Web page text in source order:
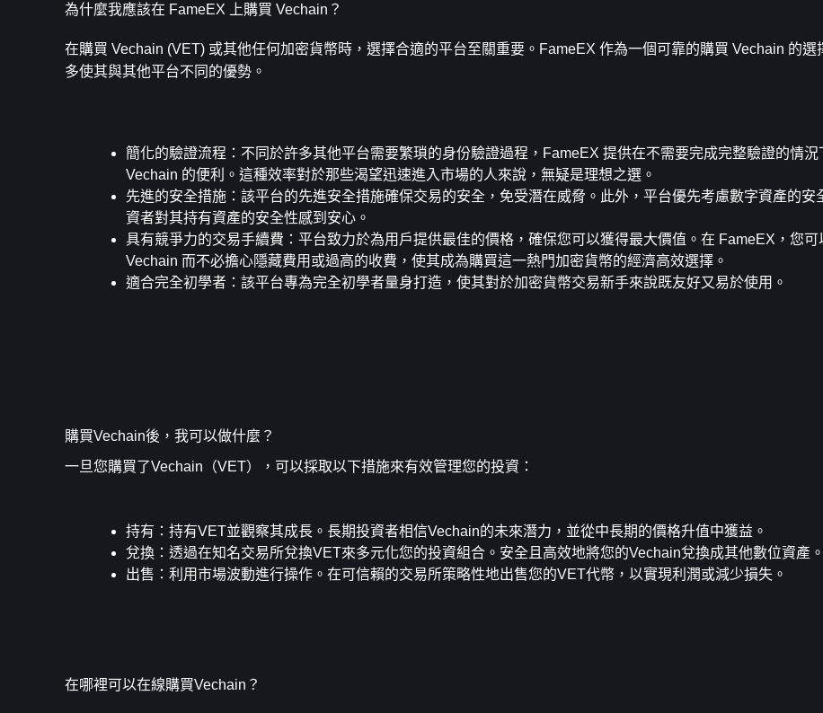
為什麼我應該在 FameEX 上購買 Vechain？
在購買 Vechain (VET) 或其他任何加密貨幣時，選擇合適的平台至關重要。FameEX 作為一個可靠的購買 Vechain 的選
多使其與其他平台不同的優勢。
簡化的驗證流程 ：不同於許多其他平台需要繁瑣的身份驗證過程，FameEX 提供在不需要完成完整驗證的情況
Vechain 的便利。這種效率對於那些渴望迅速進入市場的人來說，無疑是理想之選。
先進的安全措施 ：該平台的先進安全措施確保交易的安全，免受潛在威脅。此外，平台優先考慮數字資產的安
資者對其持有資產的安全性感到安心。
具有競爭力的交易手續費 ：平台致力於為用戶提供最佳的價格，確保您可以獲得最大價值。在 FameEX，您可
Vechain 而不必擔心隱藏費用或過高的收費，使其成為購買這一熱門加密貨幣的經濟高效選擇。
適合完全初學者 ：該平台專為完全初學者量身打造，使其對於加密貨幣交易新手來說既友好又易於使用。
購買Vechain後，我可以做什麼？
一旦您購買了Vechain（VET），可以採取以下措施來有效管理您的投資：
持有 ：持有VET並觀察其成長。長期投資者相信Vechain的未來潛力，並從中長期的價格升值中獲益。
兌換 ：透過在知名交易所兌換VET來多元化您的投資組合。安全且高效地將您的Vechain兌換成其他數位資產。
出售 ：利用市場波動進行操作。在可信賴的交易所策略性地出售您的VET代幣，以實現利潤或減少損失。
在哪裡可以在線購買Vechain？